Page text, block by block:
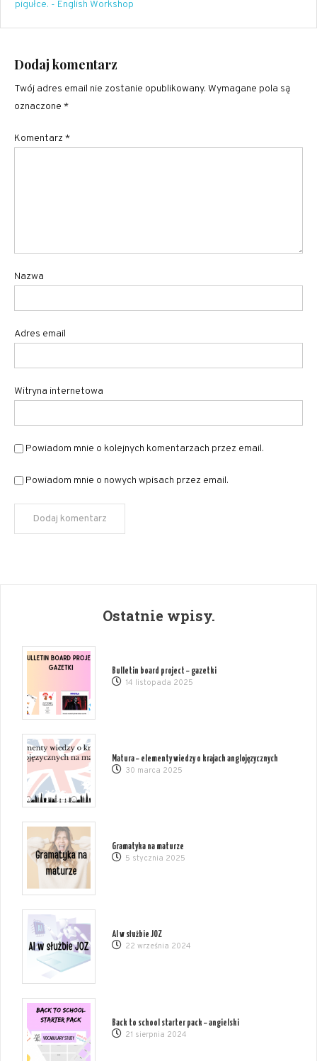
pigułce. - English Workshop
Dodaj komentarz
Twój adres email nie zostanie opublikowany. Wymagane pola są
oznaczone *
Komentarz *
Nazwa
Adres email
Witryna internetowa
Powiadom mnie o kolejnych komentarzach przez email.
Powiadom mnie o nowych wpisach przez email.
Ostatnie wpisy.
Bulletin board project – gazetki
14 listopada 2025
Matura – elementy wiedzy o krajach anglojęzycznych
30 marca 2025
Gramatyka na maturze
5 stycznia 2025
AI w służbie JOZ
22 września 2024
Back to school starter pack – angielski
21 sierpnia 2024